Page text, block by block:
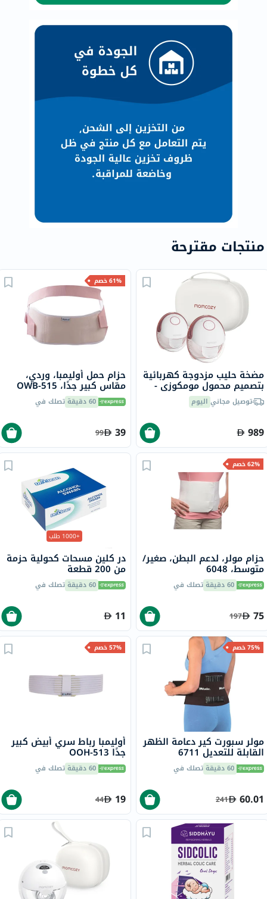
منتجات مقترحة
مضخة حليب مزدوجة كهربائية
بتصميم محمول مومكوزي -
M6توصيل مجاني اليوم
989
61% خصم
حزام حمل أوليمبا، وردي،
مقاس كبير جدًا، OWB-515
60 دقيقة تصلك في
39
99
62% خصم
حزام مولر، لدعم البطن، صغير/
متوسط، 6048
60 دقيقة تصلك في
75
197
+1000 طلب
در كلين مسحات كحولية حزمة
من 200 قطعة
60 دقيقة تصلك في
11
75% خصم
مولر سبورت كير دعامة الظهر
القابلة للتعديل 6711
60 دقيقة تصلك في
60.01
241
57% خصم
أوليمبا رباط سري أبيض كبير
جدًا OOH-513
60 دقيقة تصلك في
19
44